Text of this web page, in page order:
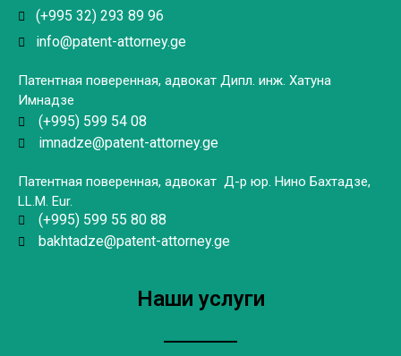
(+995 32) 293 89 96
info@patent-attorney.ge
Патентная поверенная, адвокат Дипл. инж. Хатуна
Имнадзе
(+995) 599 54 08
imnadze@patent-attorney.ge
Патентная поверенная, адвокат Д-р юр. Нино Бахтадзе,
LL.M. Eur.
(+995) 599 55 80 88
bakhtadze@patent-attorney.ge
Наши услуги